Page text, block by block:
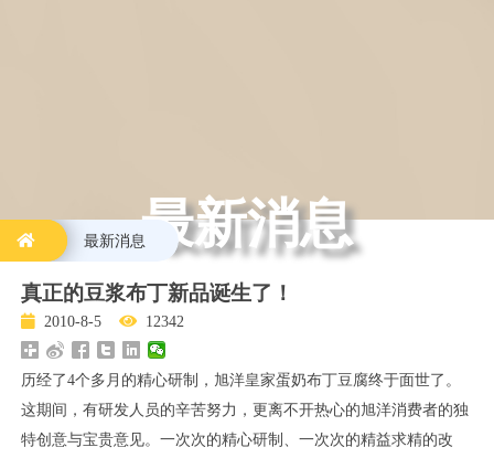
最新消息
最新消息
真正的豆浆布丁新品诞生了！
2010-8-5 12342
历经了4个多月的精心研制，旭洋皇家蛋奶布丁豆腐终于面世了。
这期间，有研发人员的辛苦努力，更离不开热心的旭洋消费者的独
特创意与宝贵意见。一次次的精心研制、一次次的精益求精的改